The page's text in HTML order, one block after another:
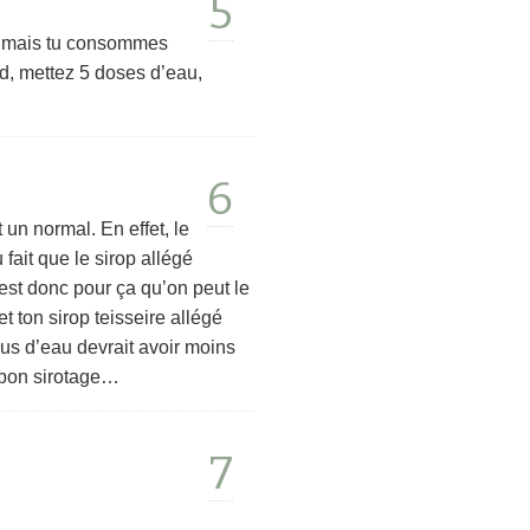
5
tu consommes
mettez 5 doses d’eau,
6
un normal. En effet, le
fait que le sirop allégé
donc pour ça qu’on peut le
ton sirop teisseire allégé
d’eau devrait avoir moins
sirotage…
7